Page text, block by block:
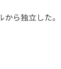
ら独立した。